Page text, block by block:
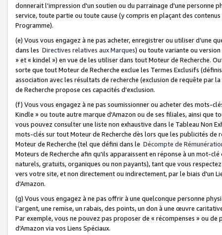
donnerait l'impression d'un soutien ou du parrainage d'une personne
service, toute partie ou toute cause (y compris en plaçant des
Programme).
(e) Vous vous engagez à ne pas acheter, enregistrer ou utiliser d’une
dans les Directives relatives aux Marques) ou toute variante ou
» et « kindel ») en vue de les utiliser dans tout Moteur de Recherche.
sorte que tout Moteur de Recherche exclue les Termes Exclusifs
association avec les résultats de recherche (exclusion de requête
de Recherche propose ces capacités d'exclusion.
(f) Vous vous engagez à ne pas soumissionner ou acheter des mots-
Kindle » ou toute autre marque d'Amazon ou de ses filiales, ainsi que
vous pouvez consulter une liste non exhaustive dans le Tableau Non
mots-clés sur tout Moteur de Recherche dès lors que les publicités de
Moteur de Recherche (tel que défini dans le Décompte de
Moteurs de Recherche afin qu'ils apparaissent en réponse à un mot-
naturels, gratuits, organiques ou non payants), tant que vous
vers votre site, et non directement ou indirectement, par le biais d'un
d'Amazon.
(g) Vous vous engagez à ne pas offrir à une quelconque personne
l'argent, une remise, un rabais, des points, un don à une œuvre
Par exemple, vous ne pouvez pas proposer de « récompenses » ou
d'Amazon via vos Liens Spéciaux.